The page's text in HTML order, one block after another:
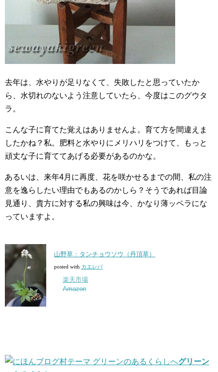
去年は、水やりが足りなくて、失敗したと思っていたか
ら、水切れのないよう注意していたら、今度はこのグウタ
ラ。
こんな子に育てた覚えはありませんよ。育て方を間違えま
したかね？私。肥料と水やりにメリハリをつけて、もっと
頑丈な子に育ててあげる必要があるのかな。
あるいは、来年4月に再度、花を咲かせるまでの間、私の注
意を逸らしたい理由でもあるのかしら？そうであれば目論
見通り、貴方に対する私の興味は今、かなり薄ッペラにな
っていますよ。
山野草：タンチョウソウ（丹頂草）
posted with カエレバ
楽天市場
Amazon
グリーン